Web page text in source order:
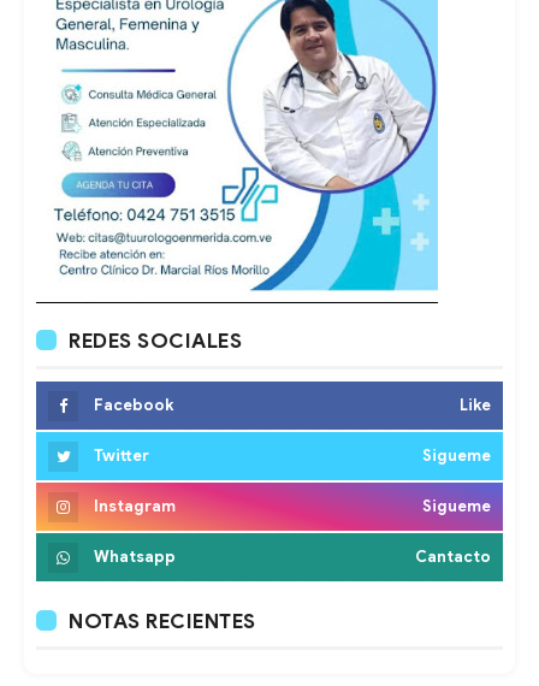
REDES SOCIALES
Facebook Like
Twitter Sigueme
Instagram Sigueme
Whatsapp Cantacto
NOTAS RECIENTES